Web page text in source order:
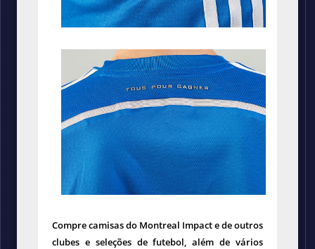
Compre camisas do Montreal Impact e de outros
clubes e seleções de futebol, além de vários